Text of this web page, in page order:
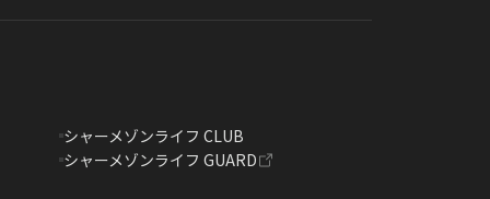
シャーメゾンライフ CLUB
シャーメゾンライフ GUARD